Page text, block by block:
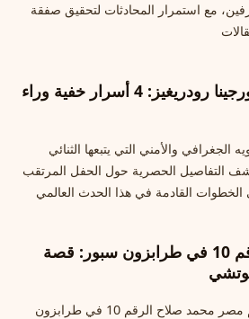
مع استمرار المحادثات لتحقيق صفقة
كريستيانو رونالدو وجورجينا رودريغيز: 4 أسرار خفية وراء
الجغرافي والأمني التي يتبعها الثنائي
التفاصيل الحصرية حول الحفل المرتقب
القادمة في هذا الحدث العالمي
محمد صلاح يختار الرقم 10 في طرابزون سبور: قصة
في خطوة فريدة، يختار نجم مصر محمد صلاح الرقم 10 في طرابزون